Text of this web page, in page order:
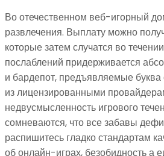
Во отечественном веб-игорный
развлечения. Выплату можно
которые затем случатся во
послаблений придерживается
и бардепот, предъявляемые
из лицензированными
недвусмысленность игрового
сомневаются, что все забавы
распишитесь гладко стандартам
об онлайн-играх, безобидность а